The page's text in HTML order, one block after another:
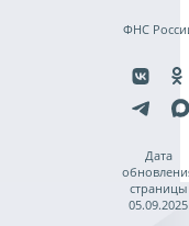
ФНС
Дата
страницы
05.09.2025